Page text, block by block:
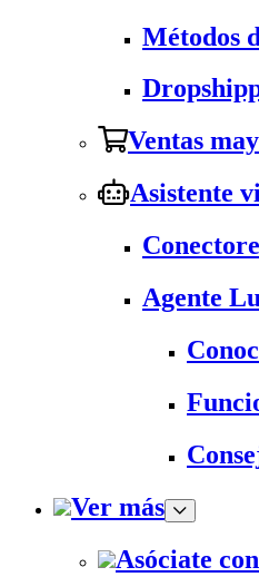
Métodos
Ventas
Asistente
Agente
Ver más
Asóciate